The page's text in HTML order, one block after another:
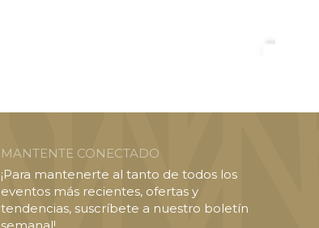
MANTENTE CONECTADO
¡Para mantenerte al tanto de todos los
eventos más recientes, ofertas y
tendencias, suscríbete a nuestro boletín